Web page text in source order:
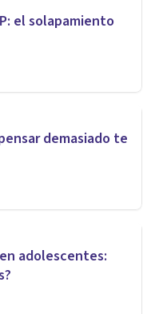
el solapamiento
demasiado te
adolescentes: